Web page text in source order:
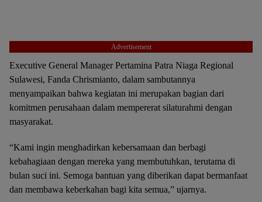
Advertisement
Executive General Manager Pertamina Patra Niaga Regional
Sulawesi, Fanda Chrismianto, dalam sambutannya
menyampaikan bahwa kegiatan ini merupakan bagian dari
komitmen perusahaan dalam mempererat silaturahmi dengan
masyarakat.
“Kami ingin menghadirkan kebersamaan dan berbagi
kebahagiaan dengan mereka yang membutuhkan, terutama di
bulan suci ini. Semoga bantuan yang diberikan dapat bermanfaat
dan membawa keberkahan bagi kita semua,” ujarnya.